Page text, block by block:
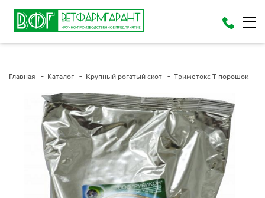
Главная Каталог Крупный рогатый скот Триметокс Т порошок